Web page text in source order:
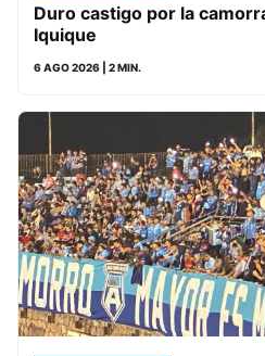
Duro castigo por la
Iquique
6 AGO 2026 | 2 MIN.